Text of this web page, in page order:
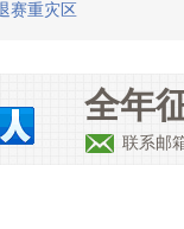
赛重灾区
全年
联系邮